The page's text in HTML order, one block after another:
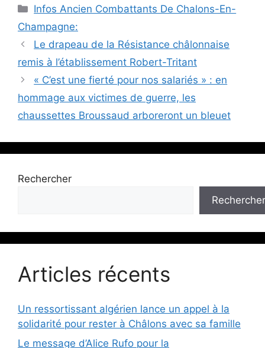
Catégories
Infos Ancien Combattants De Chalons-En-
Champagne:
Le drapeau de la Résistance châlonnaise
remis à l’établissement Robert-Tritant
« C’est une fierté pour nos salariés » : en
hommage aux victimes de guerre, les
chaussettes Broussaud arboreront un bleuet
Rechercher
Rechercher
Articles récents
Un ressortissant algérien lance un appel à la
solidarité pour rester à Châlons avec sa famille
Le message d’Alice Rufo pour la